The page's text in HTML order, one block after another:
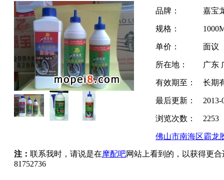
品牌： 嘉宝
规格：
单价： 面议
所在地： 广东
有效期至： 长期
最后更新： 2013-
浏览次数： 2253
佛山市南海区霸龙
注： 联系我时，请说是在摩配吧网站上看到的，以获得更
81752736